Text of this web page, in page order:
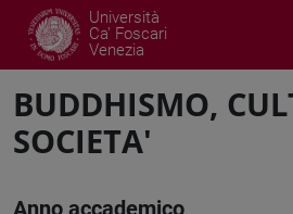
Università
Ca' Foscari
Venezia
BUDDHISMO,
SOCIETA'
Anno accademico